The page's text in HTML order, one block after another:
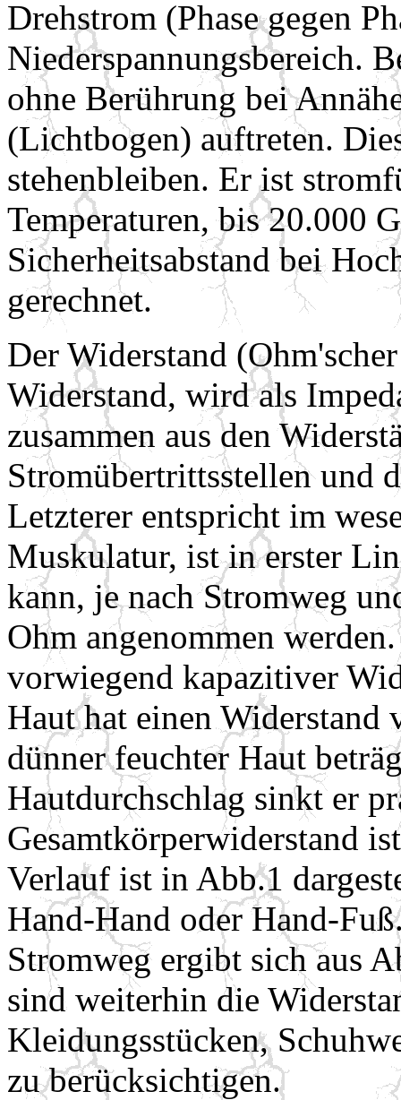
Drehstrom (Phase gegen
Niederspannungsbereich.
ohne Berührung bei
(Lichtbogen) auftreten.
stehenbleiben. Er ist
Temperaturen, bis 20.000
Sicherheitsabstand bei
gerechnet.
Der Widerstand
Widerstand, wird als
zusammen aus den
Stromübertrittsstellen und
Letzterer entspricht im
Muskulatur, ist in erster
kann, je nach Stromweg
Ohm angenommen
vorwiegend kapazitiver
Haut hat einen
dünner feuchter Haut
Hautdurchschlag sinkt er
Gesamtkörperwiderstand
Verlauf ist in Abb.1
Hand-Hand oder Hand-
Stromweg ergibt sich aus
sind weiterhin die
Kleidungsstücken,
zu berücksichtigen.